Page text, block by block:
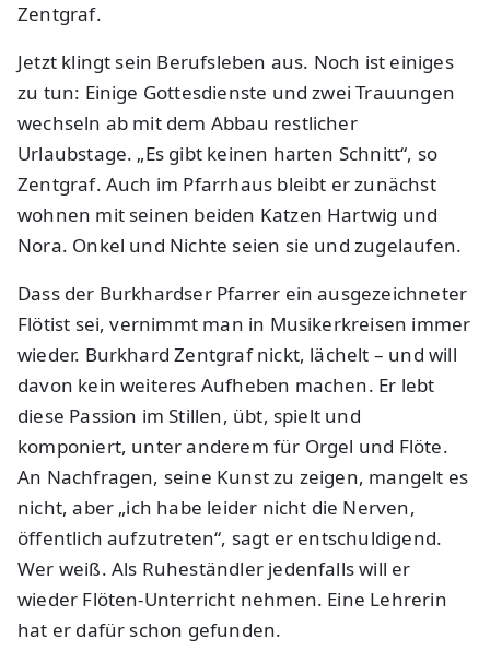
Zentgraf.
Jetzt klingt sein Berufsleben aus. Noch ist einiges
zu tun: Einige Gottesdienste und zwei Trauungen
wechseln ab mit dem Abbau restlicher
Urlaubstage. „Es gibt keinen harten Schnitt“, so
Zentgraf. Auch im Pfarrhaus bleibt er zunächst
wohnen mit seinen beiden Katzen Hartwig und
Nora. Onkel und Nichte seien sie und zugelaufen.
Dass der Burkhardser Pfarrer ein ausgezeichneter
Flötist sei, vernimmt man in Musikerkreisen immer
wieder. Burkhard Zentgraf nickt, lächelt – und will
davon kein weiteres Aufheben machen. Er lebt
diese Passion im Stillen, übt, spielt und
komponiert, unter anderem für Orgel und Flöte.
An Nachfragen, seine Kunst zu zeigen, mangelt es
nicht, aber „ich habe leider nicht die Nerven,
öffentlich aufzutreten“, sagt er entschuldigend.
Wer weiß. Als Ruheständler jedenfalls will er
wieder Flöten-Unterricht nehmen. Eine Lehrerin
hat er dafür schon gefunden.